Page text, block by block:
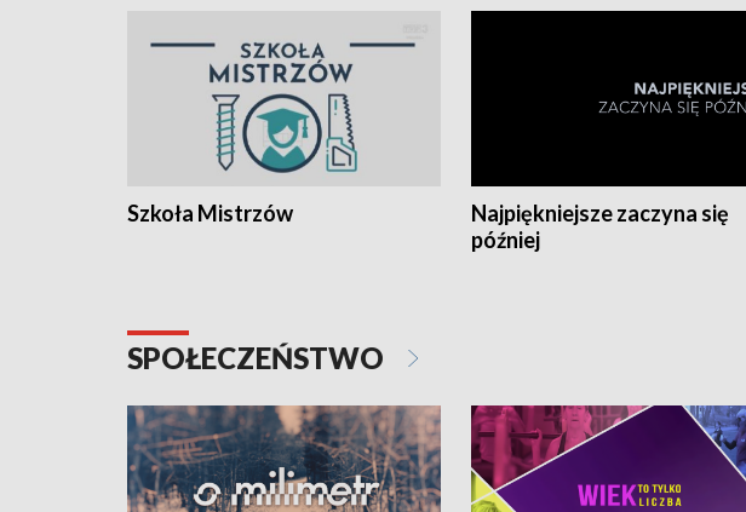
Szkoła Mistrzów
Najpiękniejsze zaczyna się
później
SPOŁECZEŃSTWO